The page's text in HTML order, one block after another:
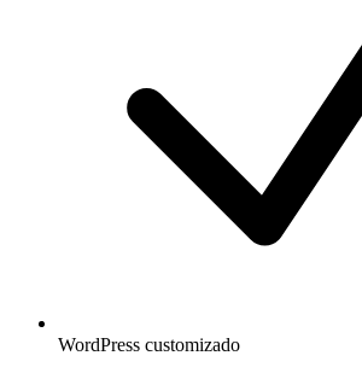
WordPress customizado